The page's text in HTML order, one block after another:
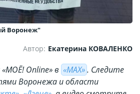
Воронеж"
Автор: Екатерина КОВАЛЕНКО
Online» в «МАХ». Cледите
Воронежа и области